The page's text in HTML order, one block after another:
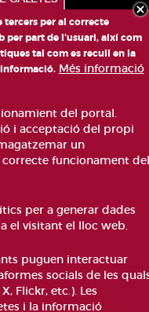
VALÈNCIA 46003
LEGAL
CONTACTEU
FREQÜENTS
per al correcte
part de l'usuari, així com
tal com es recull en la
Més informació
del portal.
i acceptació del propi
un
funcionament del
per a generar dades
el visitant el lloc web.
puguen interactuar
socials de les
Flickr, etc.). Les
i la informació